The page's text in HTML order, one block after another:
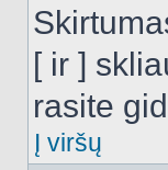
[ ir ]
rasite
Į viršų